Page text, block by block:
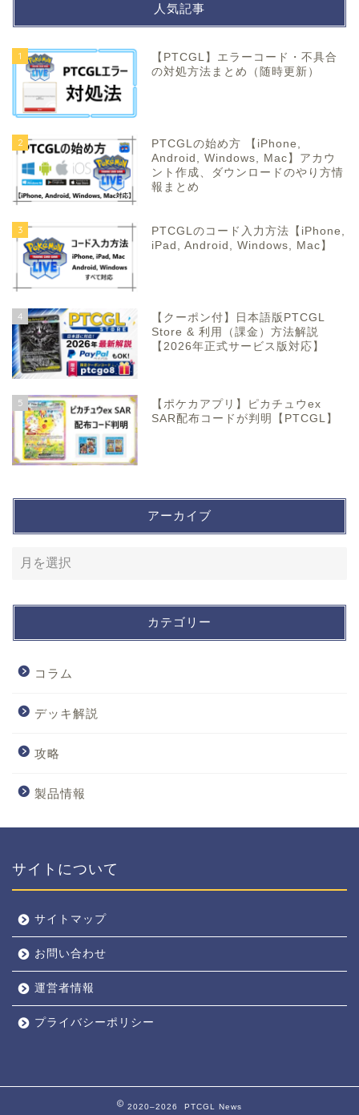
人気記事
1
【PTCGL】エラーコード・不具合
の対処方法まとめ（随時更新）
2
PTCGLの始め方 【iPhone,
Android, Windows, Mac】アカウ
ント作成、ダウンロードのやり方情
報まとめ
3
PTCGLのコード入力方法【iPhone,
iPad, Android, Windows, Mac】
4
【クーポン付】日本語版PTCGL
Store & 利用（課金）方法解説
【2026年正式サービス版対応】
5
【ポケカアプリ】ピカチュウex
SAR配布コードが判明【PTCGL】
アーカイブ
カテゴリー
コラム
デッキ解説
攻略
製品情報
サイトについて
サイトマップ
お問い合わせ
運営者情報
プライバシーポリシー
2020–2026 PTCGL News